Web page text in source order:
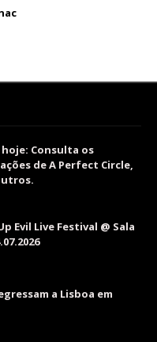
hoje: Consulta os
de A Perfect Circle,
Evil Live Festival @ Sala
a Lisboa em